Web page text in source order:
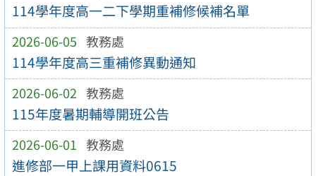
114學年度高一二下學期重補修候補名單
2026-06-05 教務處
114學年度高三重補修異動通知
2026-06-02 教務處
115年度暑期輔導開班公告
2026-06-01 教務處
進修部一甲上課用資料0615